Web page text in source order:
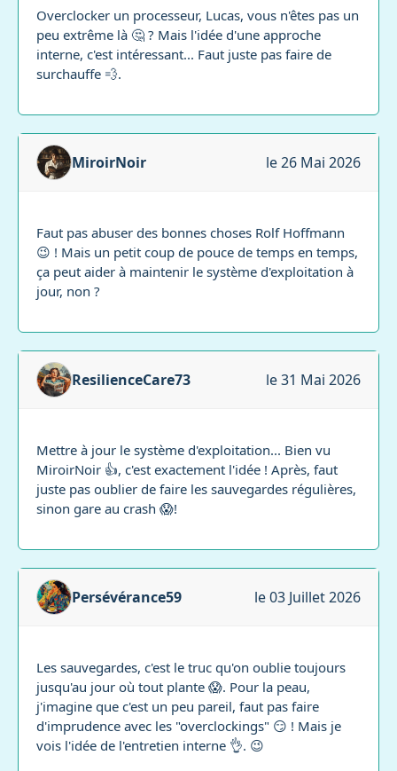
Overclocker un processeur, Lucas, vous n'êtes pas un
peu extrême là 🤔 ? Mais l'idée d'une approche
interne, c'est intéressant... Faut juste pas faire de
surchauffe 💨.
MiroirNoir le 26 Mai 2026
Faut pas abuser des bonnes choses Rolf Hoffmann
😉 ! Mais un petit coup de pouce de temps en temps,
ça peut aider à maintenir le système d'exploitation à
jour, non ?
ResilienceCare73 le 31 Mai 2026
Mettre à jour le système d'exploitation... Bien vu
MiroirNoir 👍, c'est exactement l'idée ! Après, faut
juste pas oublier de faire les sauvegardes régulières,
sinon gare au crash 😱!
Persévérance59 le 03 Juillet 2026
Les sauvegardes, c'est le truc qu'on oublie toujours
jusqu'au jour où tout plante 😱. Pour la peau,
j'imagine que c'est un peu pareil, faut pas faire
d'imprudence avec les "overclockings" 😏 ! Mais je
vois l'idée de l'entretien interne 👌. 😉